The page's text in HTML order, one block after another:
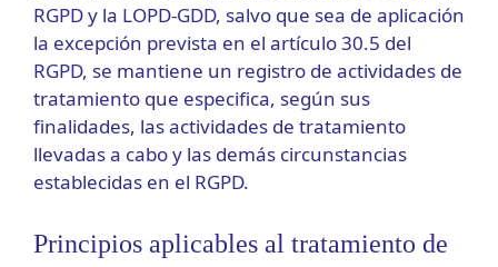
RGPD y la LOPD-GDD, salvo que sea de aplicación
la excepción prevista en el artículo 30.5 del
RGPD, se mantiene un registro de actividades de
tratamiento que especifica, según sus
finalidades, las actividades de tratamiento
llevadas a cabo y las demás circunstancias
establecidas en el RGPD.
Principios aplicables al tratamiento de